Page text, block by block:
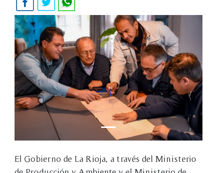
El Gobierno de La Rioja, a través del Ministerio